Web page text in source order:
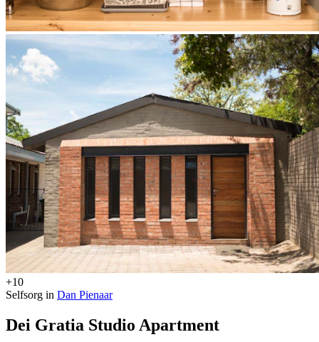
+10
Selfsorg in Dan Pienaar
Dei Gratia Studio Apartment